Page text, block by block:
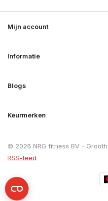
Mijn account
Informatie
Blogs
Keurmerken
© 2026 NRG fitness BV -
RSS-feed